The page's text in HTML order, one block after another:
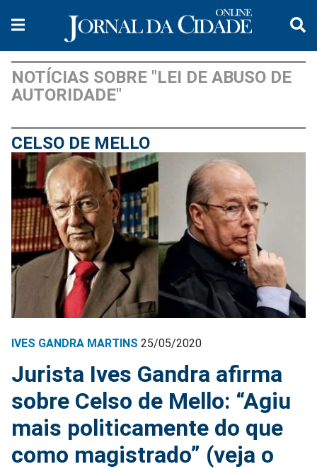
NOTÍCIAS SOBRE "LEI DE ABUSO DE
AUTORIDADE"
CELSO DE MELLO
IVES GANDRA MARTINS 25/05/2020
Jurista Ives Gandra afirma
sobre Celso de Mello: “Agiu
mais politicamente do que
como magistrado” (veja o